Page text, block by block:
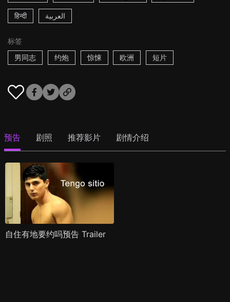
हिन्दी العربية
标签
男同志
约炮 惊悚 欧洲 短片
预告 剧照 推荐影片 剧情介绍
自住有地要约吗预告 Trailer